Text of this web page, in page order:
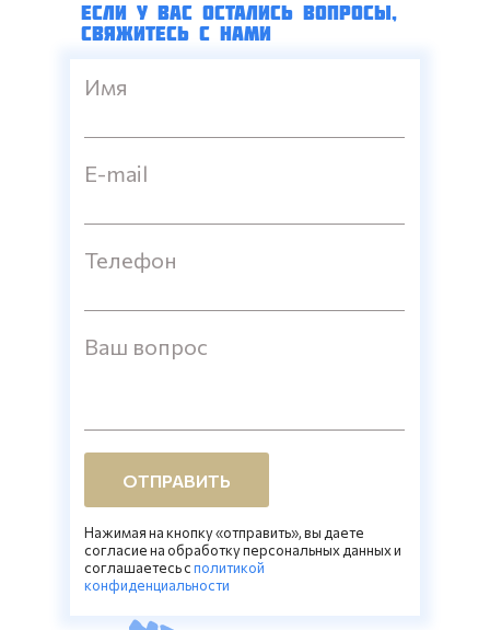
ЕСЛИ У ВАС ОСТАЛИСЬ ВОПРОСЫ,
СВЯЖИТЕСЬ С НАМИ
Имя
E-mail
Телефон
Ваш вопрос
ОТПРАВИТЬ
Нажимая на кнопку «отправить», вы даете
согласие на обработку персональных данных и
соглашаетесь cполитикой
конфиденциальности